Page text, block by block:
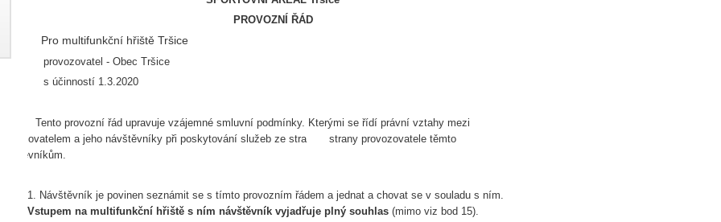
PROVOZNÍ ŘÁD
Pro multifunkční hřiště Tršice
provozovatel - Obec Tršice
s účinností 1.3.2020
Tento provozní řád upravuje vzájemné smluvní podmínky. Kterými se řídí právní vztahy mezi
provozovatelem a jeho návštěvníky při poskytování služeb ze stra strany provozovatele těmto
návštěvníkům.
1. Návštěvník je povinen seznámit se s tímto provozním řádem a jednat a chovat se v souladu s ním.
Vstupem na multifunkční hřiště s ním návštěvník vyjadřuje plný souhlas (mimo viz bod 15).